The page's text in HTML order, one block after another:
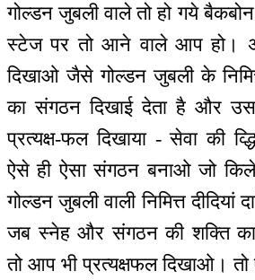
गोल्डन जुबली वाले तो हो गये
स्टेज पर तो आने वाले आप हो।
दिखाओ जैसे गोल्डन जुबली के
का संगठन दिखाई देता है और
प्रत्यक्ष-फल दिखाया - सेवा की
ऐसे ही ऐसा संगठन बनाओ जो
गोल्डन जुबली वाली निमित्त दीदियां
जब स्नेह और संगठन की शक्ति का
तो आप भी प्रत्यक्षफल दिखाओ।